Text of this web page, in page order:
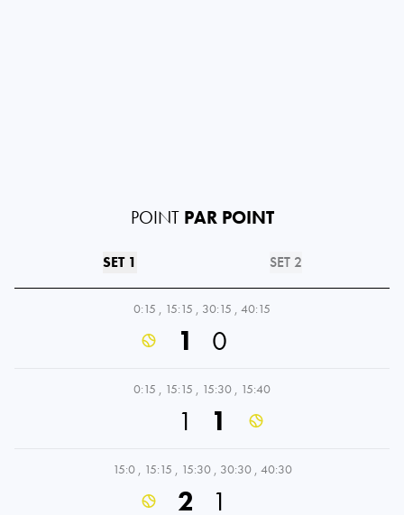
POINT PAR POINT
SET 1 SET 2
0:15 , 15:15 , 30:15 , 40:15
1 0
0:15 , 15:15 , 15:30 , 15:40
1 1
15:0 , 15:15 , 15:30 , 30:30 , 40:30
2 1